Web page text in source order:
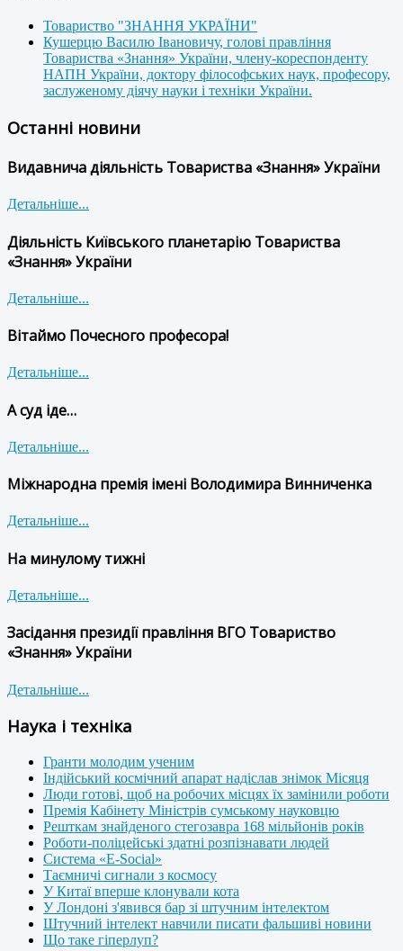
Товариство "ЗНАННЯ УКРАЇНИ"
Кушерцю Василю Івановичу, голові правління
Товариства «Знання» України, члену-кореспонденту
НАПН України, доктору філософських наук, професору,
заслуженому діячу науки і техніки України.
Останні новини
Видавнича діяльність Товариства «Знання» України
Детальніше...
Діяльність Київського планетарію Товариства
«Знання» України
Детальніше...
Вітаймо Почесного професора!
Детальніше...
А суд іде…
Детальніше...
Міжнародна премія імені Володимира Винниченка
Детальніше...
На минулому тижні
Детальніше...
Засідання президії правління ВГО Товариство
«Знання» України
Детальніше...
Наука і техніка
Гранти молодим ученим
Індійський космічний апарат надіслав знімок Місяця
Люди готові, щоб на робочих місцях їх замінили роботи
Премія Кабінету Міністрів сумському науковцю
Решткам знайденого стегозавра 168 мільйонів років
Роботи-поліцейські здатні розпізнавати людей
Система «E-Social»
Таємничі сигнали з космосу
У Китаї вперше клонували кота
У Лондоні з'явився бар зі штучним інтелектом
Штучний інтелект навчили писати фальшиві новини
Що таке гіперлуп?